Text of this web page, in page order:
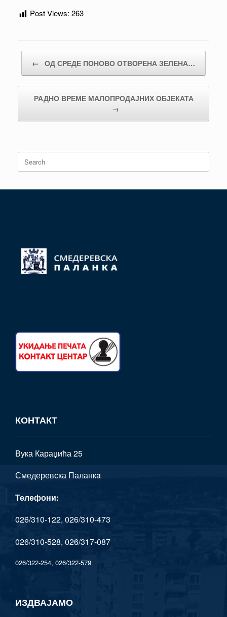
Post Views: 263
← ОД СРЕДЕ ПОНОВО ОТВОРЕНА ЗЕЛЕНА…
РАДНО ВРЕМЕ МАЛОПРОДАЈНИХ ОБЈЕКАТА
→
Search
for:
КОНТАКТ
Вука Караџића 25
Смедеревска Паланкa
Телефони:
026/310-122, 026/310-473
026/310-528, 026/317-087
026/322-254, 026/322-579
ИЗДВАЈАМО